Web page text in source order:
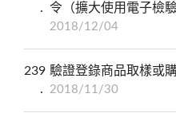
令（擴大使用電子檢
2018/12/04
239 驗證登錄商品取樣或
2018/11/30